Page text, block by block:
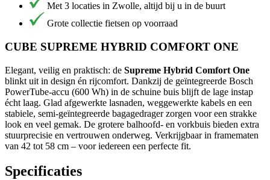
Met 3 locaties in Zwolle, altijd bij u in de buurt
Grote collectie fietsen op voorraad
CUBE SUPREME HYBRID COMFORT ONE
Elegant, veilig en praktisch: de Supreme Hybrid Comfort One
blinkt uit in design én rijcomfort. Dankzij de geïntegreerde Bosch
PowerTube-accu (600 Wh) in de schuine buis blijft de lage instap
écht laag. Glad afgewerkte lasnaden, weggewerkte kabels en een
stabiele, semi-geïntegreerde bagagedrager zorgen voor een strakke
look en veel gemak. De grotere balhoofd- en vorkbuis bieden extra
stuurprecisie en vertrouwen onderweg. Verkrijgbaar in framematen
van 42 tot 58 cm – voor iedereen een perfecte fit.
Specificaties